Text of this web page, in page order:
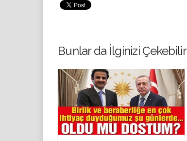
Bunlar da İlginizi Çekebilir